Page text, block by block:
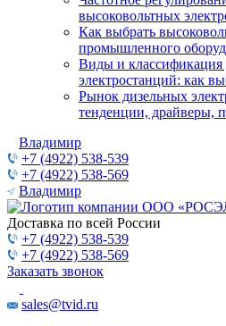
высоковольтных
Как выбрать
промышленного
Виды и классификация
электростанций: как
Рынок дизельных
тенденции, драйверы,
Владимир
+7 (4922) 538-539
+7 (4922) 538-569
Владимир
Доставка по всей России
+7 (4922) 538-539
+7 (4922) 538-569
Заказать звонок
sales@tvid.ru